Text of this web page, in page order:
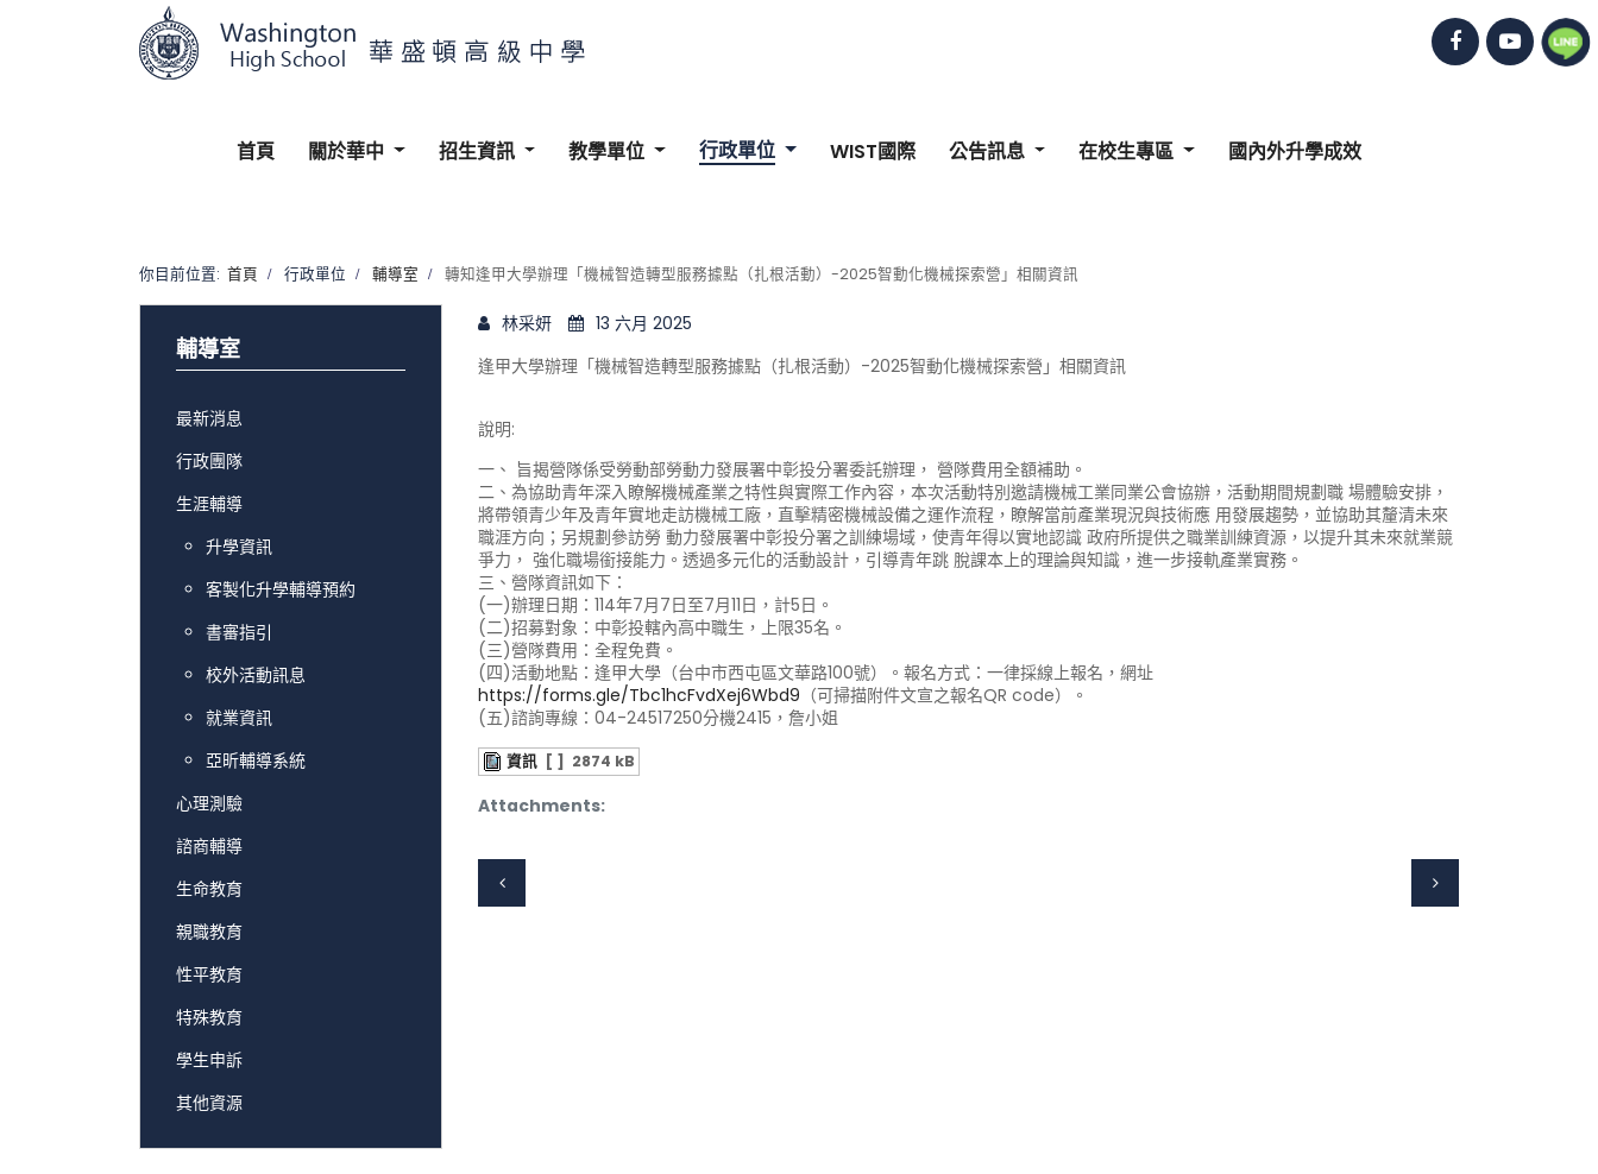
首頁 關於華中 招生資訊 教學單位 行政單位 WIST國際 公告訊息 在校生專區 國內外升學成效
你目前位置: 首頁 行政單位 輔導室 轉知逢甲大學辦理「機械智造轉型服務據點（扎根活動）-2025智動化機械探索營」相關資訊
林采妍
13 六月 2025
逢甲大學辦理「機械智造轉型服務據點（扎根活動）-2025智動化機械探索營」相關資訊
說明:
一、 旨揭營隊係受勞動部勞動力發展署中彰投分署委託辦理， 營隊費用全額補助。
二、為協助青年深入瞭解機械產業之特性與實際工作內容，本次活動特別邀請機械工業同業公會協辦，活動期間規劃職 場體驗安排，
將帶領青少年及青年實地走訪機械工廠，直擊精密機械設備之運作流程，瞭解當前產業現況與技術應 用發展趨勢，並協助其釐清未來
職涯方向；另規劃參訪勞 動力發展署中彰投分署之訓練場域，使青年得以實地認識 政府所提供之職業訓練資源，以提升其未來就業競
爭力， 強化職場銜接能力。透過多元化的活動設計，引導青年跳 脫課本上的理論與知識，進一步接軌產業實務。
三、營隊資訊如下：
(一)辦理日期：114年7月7日至7月11日，計5日。
(二)招募對象：中彰投轄內高中職生，上限35名。
(三)營隊費用：全程免費。
(四)活動地點：逢甲大學（台中市西屯區文華路100號）。報名方式：一律採線上報名，網址
https://forms.gle/Tbc1hcFvdXej6Wbd9 （可掃描附件文宣之報名QR code）。
(五)諮詢專線：04-24517250分機2415，詹小姐
Attachments:
資訊 [ ] 2874 kB
輔導室
最新消息
行政團隊
生涯輔導
升學資訊
客製化升學輔導預約
書審指引
校外活動訊息
就業資訊
亞昕輔導系統
心理測驗
諮商輔導
生命教育
親職教育
性平教育
特殊教育
學生申訴
其他資源